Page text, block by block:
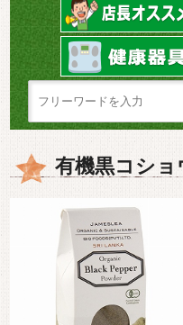
有機黒コショ